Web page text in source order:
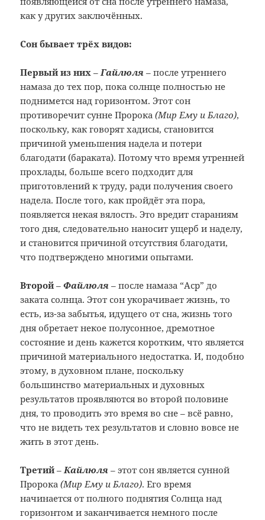
как у других заключённых.
Сон бывает трёх видов:
Первый из них –Гайлюля – после утреннего
намаза до тех пор, пока солнце полностью не
поднимется над горизонтом. Этот сон
противоречит сунне Пророка(Мир Ему и Благо),
поскольку, как говорят хадисы, становится
причиной уменьшения надела и потери
благодати (бараката). Потому что время утренней
прохлады, больше всего подходит для
приготовлений к труду, ради получения своего
надела. После того, как пройдёт эта пора,
появляется некая вялость. Это вредит стараниям
того дня, следовательно наносит ущерб и наделу,
и становится причиной отсутствия благодати,
что подтверждено многими опытами.
Второй –Файлюля – после намаза “Аср” до
заката солнца. Этот сон укорачивает жизнь, то
есть, из-за забытья, идущего от сна, жизнь того
дня обретает некое полусонное, дремотное
состояние и день кажется коротким, что является
причиной материального недостатка. И, подобно
этому, в духовном плане, поскольку
большинство материальных и духовных
результатов проявляются во второй половине
дня, то проводить это время во сне – всё равно,
что не видеть тех результатов и словно вовсе не
жить в этот день.
Третий –Кайлюля – этот сон является сунной
Пророка(Мир Ему и Благо). Его время
начинается от полного поднятия Солнца над
горизонтом и заканчивается немного после